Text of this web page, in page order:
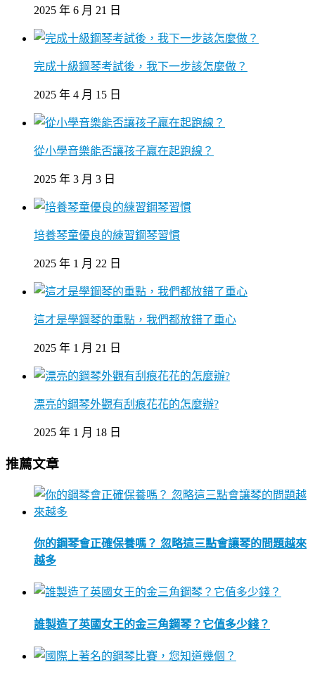
2025 年 6 月 21 日
完成十級鋼琴考試後，我下一步該怎麼做？
2025 年 4 月 15 日
從小學音樂能否讓孩子贏在起跑線？
2025 年 3 月 3 日
培養琴童優良的練習鋼琴習慣
2025 年 1 月 22 日
這才是學鋼琴的重點，我們都放錯了重心
2025 年 1 月 21 日
漂亮的鋼琴外觀有刮痕花花的怎麼辦?
2025 年 1 月 18 日
推薦文章
你的鋼琴會正確保養嗎？ 忽略這三點會讓琴的問題越來
越多
誰製造了英國女王的金三角鋼琴？它值多少錢？